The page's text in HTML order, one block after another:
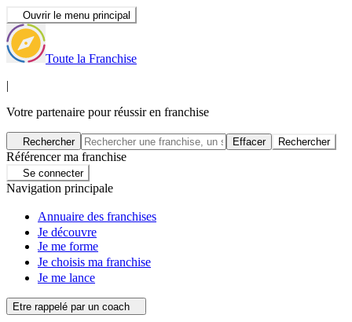
Ouvrir le menu principal
Toute la Franchise
|
Votre partenaire pour réussir en franchise
Rechercher Effacer Rechercher
Référencer ma franchise
Se connecter
Navigation principale
Annuaire des franchises
Je découvre
Je me forme
Je choisis ma franchise
Je me lance
Etre rappelé par un coach